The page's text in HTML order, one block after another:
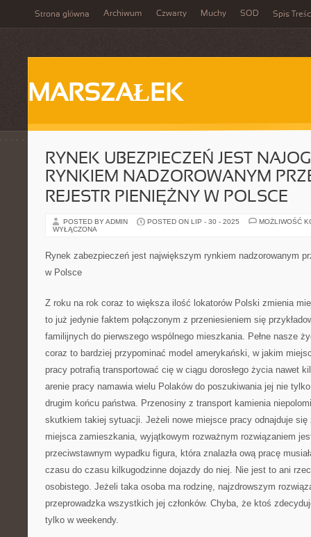
Strona główna Archiwum Czwarty Muchy SOD Spis
MARSZAŁEK
RYNEK UBEZPIECZEŃ JEST
RYNKIEM NADZOROWANYM
REJESTR PIENIĘŻNY W POLSCE
POSTED BY ADMIN POSTED ON LIP - 30 - 2025
MOŻLIWOŚĆ
WYŁĄCZONA
Rynek zabezpieczeń jest największym rynkiem nadzorowanym
w Polsce
Z roku na rok coraz to większa ilość lokatorów Polski zmienia
to już jedynie faktem połączonym z przeniesieniem się
familijnych do pierwszego wspólnego mieszkania. Pełne nasze
coraz to bardziej przypominać model amerykański, w jakim
pracy potrafią transportować cię w ciągu dorosłego życia nawet
arenie pracy namawia wielu Polaków do poszukiwania jej nie
drugim końcu państwa. Przenosiny z transport kamienia
skutkiem takiej sytuacji. Jeżeli nowe miejsce pracy odnajduje się
miejsca zamieszkania, wyjątkowym rozważnym rozwiązaniem
przeciwstawnym wypadku figura, która znalazła ową pracę
czasu do czasu kilkugodzinne dojazdy do niej. Nie jest to ani
osobistego. Jeżeli taka osoba ma rodzinę, najzdrowszym
przeprowadzka wszystkich jej członków. Chyba, że ktoś
tylko w weekendy.